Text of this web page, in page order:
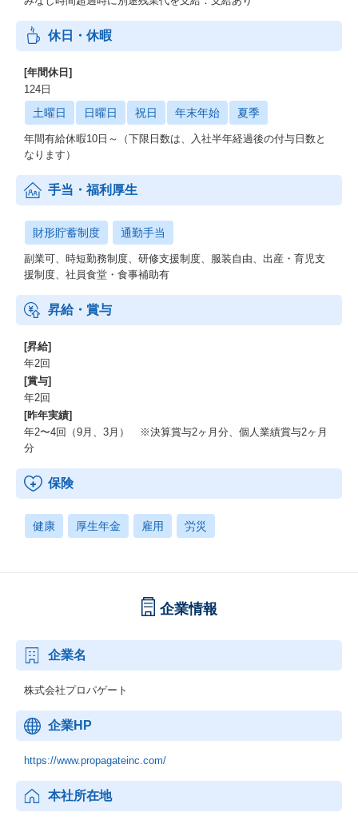
休日・休暇
[年間休日]
124日
土曜日 日曜日 祝日 年末年始 夏季
年間有給休暇10日～（下限日数は、入社半年経過後の付与日数と
なります）
手当・福利厚生
財形貯蓄制度 通勤手当
副業可、時短勤務制度、研修支援制度、服装自由、出産・育児支
援制度、社員食堂・食事補助有
昇給・賞与
[昇給]
年2回
[賞与]
年2回
[昨年実績]
年2〜4回（9月、3月） ※決算賞与2ヶ月分、個人業績賞与2ヶ月
分
保険
健康 厚生年金 雇用 労災
企業情報
企業名
株式会社プロパゲート
企業HP
https://www.propagateinc.com/
本社所在地